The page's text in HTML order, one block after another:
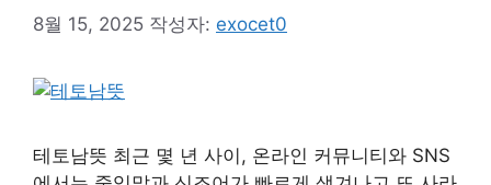
8월 15, 2025 작성자: exocet0
테토남뜻 최근 몇 년 사이, 온라인 커뮤니티와 SNS